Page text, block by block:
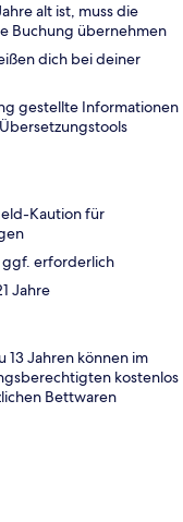
alt ist, muss die
Buchung übernehmen
dich bei deiner
gestellte Informationen
Kaution für
ggf. erforderlich
Jahre
13 Jahren können im
kostenlos
Bettwaren